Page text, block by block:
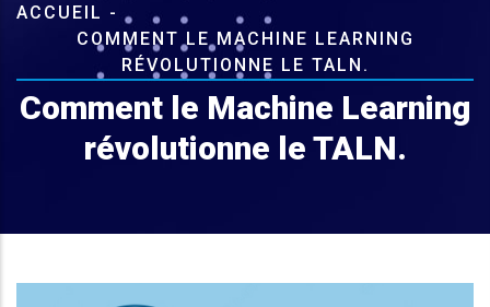
Fil
d'Ariane
ACCUEIL -
COMMENT LE MACHINE LEARNING
RÉVOLUTIONNE LE TALN.
Comment le Machine Learning
révolutionne le TALN.